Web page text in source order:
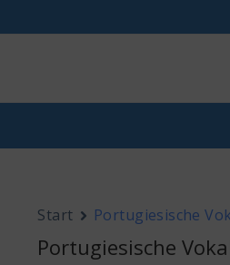
Start Portugiesische
Portugiesische